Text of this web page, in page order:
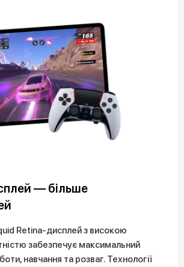
— більше
Retina-дисплей з високою
забезпечує максимальний
навчання та розваг. Технології